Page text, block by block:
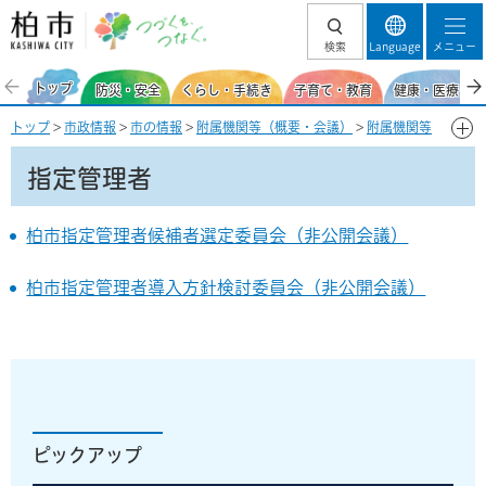
柏市 つづくを、
検索 Language メニュー
トップ 防災・安全 くらし・手続き 子育て・教育 健康・医療・
トップ > 市政情報 > 市の情報 > 附属機関等（概要・会議） > 附属機関等
の会議録・開催状況> 指定管理者
指定管理者
柏市指定管理者候補者選定委員会（非公開会議）
柏市指定管理者導入方針検討委員会（非公開会議）
ピックアップ